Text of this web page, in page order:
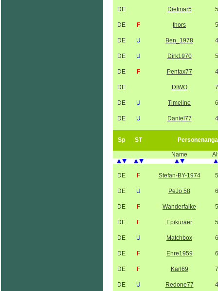
DE Dietmar5
DE F thors
DE U Ben_1978
DE U Dirk1970
DE F Pentax77
DE DIWO
DE U Timeline
DE U Daniel77
Sp ST
Name
DE F Stefan-BY-1974
DE U PeJo 58
DE F Wanderfalke
DE F Epikuräer
DE U Matchbox
DE F Ehre1959
DE F Karl69
DE U Redone77